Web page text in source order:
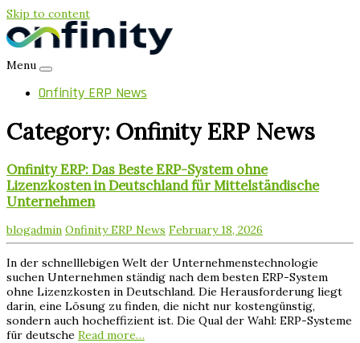
Skip to content
Menu
Onfinity ERP News
Category: Onfinity ERP News
Onfinity ERP: Das Beste ERP-System ohne
Lizenzkosten in Deutschland für Mittelständische
Unternehmen
blogadmin Onfinity ERP News February 18, 2026
In der schnelllebigen Welt der Unternehmenstechnologie
suchen Unternehmen ständig nach dem besten ERP-System
ohne Lizenzkosten in Deutschland. Die Herausforderung liegt
darin, eine Lösung zu finden, die nicht nur kostengünstig,
sondern auch hocheffizient ist. Die Qual der Wahl: ERP-Systeme
für deutsche Read more…